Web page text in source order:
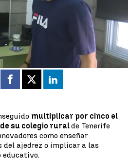
noviembre de 2022, 15:26
Facebook
X Linkedin
multiplicar por cinco el
su colegio ruralde Tenerife
como enseñar
ajedrez o implicar a las
educativo.